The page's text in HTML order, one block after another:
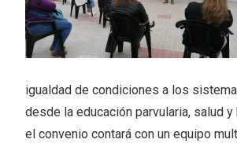
igualdad de condiciones a los
desde la educación parvularia, salud
el convenio contará con un equipo